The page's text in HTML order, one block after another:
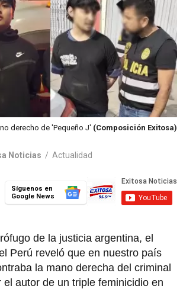
derecho de 'Pequeño J' (Composición Exitosa)
Noticias / Actualidad
Síguenos en
Google News
de la justicia argentina, el
Perú reveló que en nuestro país
la mano derecha del criminal
el autor de un triple feminicidio en